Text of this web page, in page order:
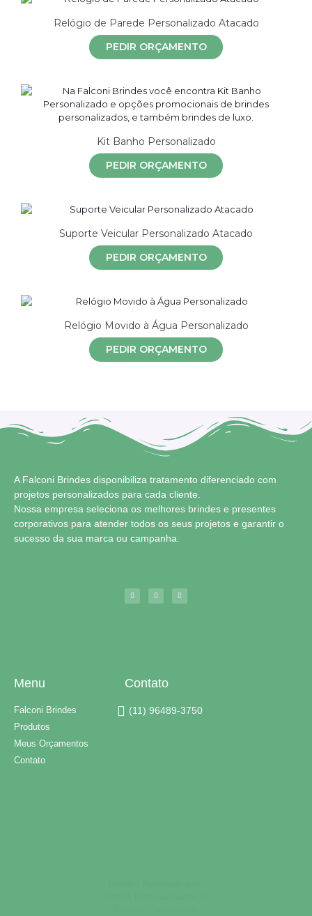
Relógio de Parede Personalizado Atacado
PEDIR ORÇAMENTO
Kit Banho Personalizado
PEDIR ORÇAMENTO
Suporte Veicular Personalizado Atacado
PEDIR ORÇAMENTO
Relógio Movido à Água Personalizado
PEDIR ORÇAMENTO
A Falconi Brindes disponibiliza tratamento diferenciado com
projetos personalizados para cada cliente.
Nossa empresa seleciona os melhores brindes e presentes
corporativos para atender todos os seus projetos e garantir o
sucesso da sua marca ou campanha.
Menu
Falconi Brindes
Produtos
Meus Orçamentos
Contato
Contato
(11) 96489-3750